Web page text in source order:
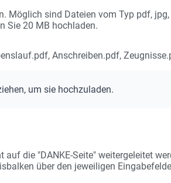
Möglich sind Dateien vom Typ pdf,
Sie 20 MB hochladen.
Anschreiben.pdf,
um sie hochzuladen.
die "DANKE-Seite" weitergeleitet
über den jeweiligen